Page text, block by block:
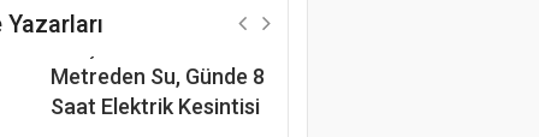
Yazarları
Kanalın Sonundaki Acı
Metreden Su, Günde 8
Saat Elektrik Kesintisi